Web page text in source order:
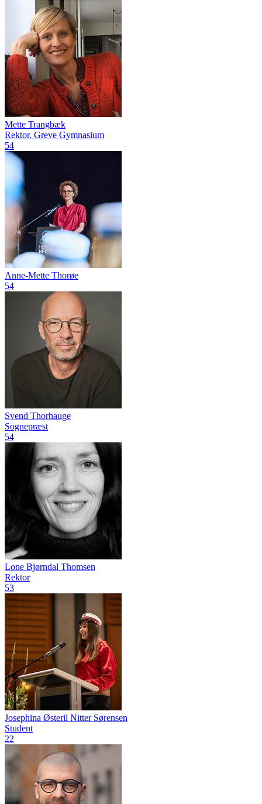
Mette Trangbæk
Rektor, Greve Gymnasium
54
Anne-Mette Thorøe
54
Svend Thorhauge
Sognepræst
54
Lone Bjørndal Thomsen
Rektor
53
Josephina Østeril Nitter Sørensen
Student
22